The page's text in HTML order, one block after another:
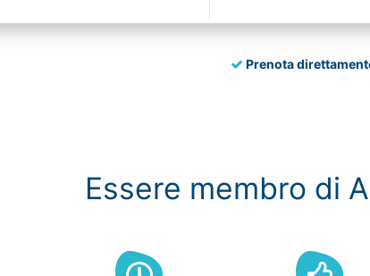
Prenota
Essere membro di